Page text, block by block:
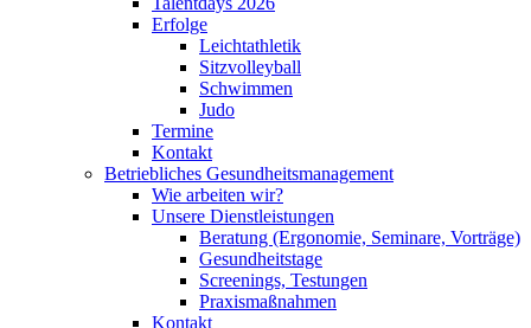
Erfolge
Leichtathletik
Sitzvolleyball
Schwimmen
Judo
Termine
Kontakt
Betriebliches Gesundheits­management
Wie arbeiten wir?
Unsere Dienstleistungen
Beratung (Ergonomie, Seminare, Vorträge)
Gesundheitstage
Screenings, Testungen
Praxismaßnahmen
Kontakt